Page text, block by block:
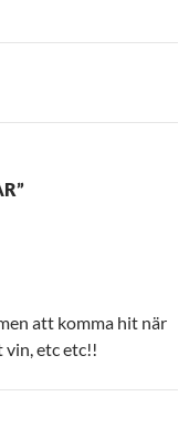
att komma hit när
vin, etc etc!!